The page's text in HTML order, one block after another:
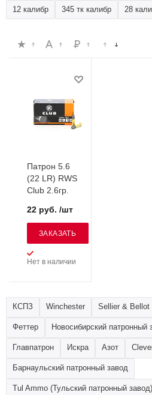
12 калибр 345 тк калибр 28
Патрон 5.6
(22 LR) RWS
Club 2.6гр.
Нет в наличии
22 руб. /шт
ЗАКАЗАТЬ
КСПЗ Winchester Sellier & Bellot
Феттер Новосибирский патронный
Главпатрон Искра Азот
Барнаульский патронный завод
Tul Ammo (Тульский патронный завод)